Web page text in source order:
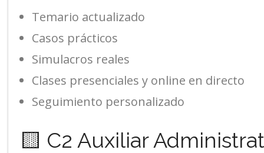
Temario actualizado
Casos prácticos
Simulacros reales
Clases presenciales y online en directo
Seguimiento personalizado
🟨 C2 Auxiliar